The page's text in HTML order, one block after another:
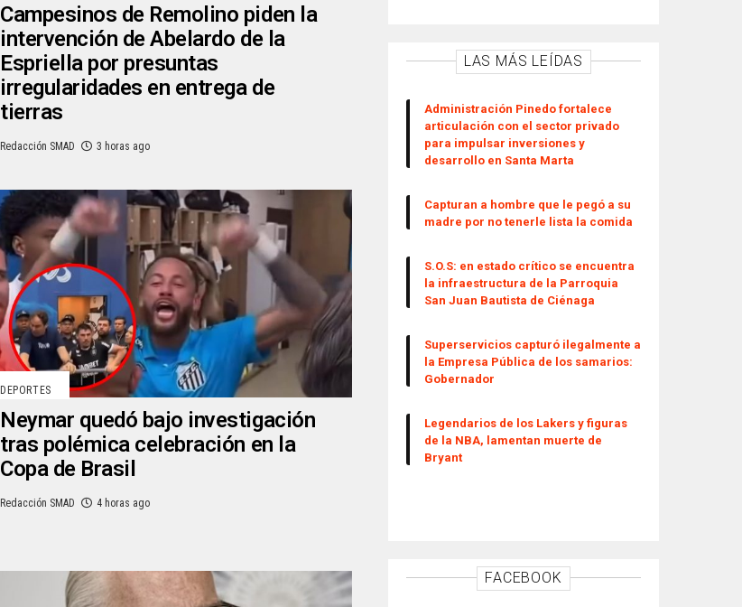
Campesinos de Remolino piden la
intervención de Abelardo de la
Espriella por presuntas
irregularidades en entrega de
tierras
Redacción SMAD 3 horas ago
DEPORTES
Neymar quedó bajo investigación
tras polémica celebración en la
Copa de Brasil
Redacción SMAD 4 horas ago
LAS MÁS LEÍDAS
Administración Pinedo fortalece
articulación con el sector privado
para impulsar inversiones y
desarrollo en Santa Marta
Capturan a hombre que le pegó a su
madre por no tenerle lista la comida
S.O.S: en estado crítico se encuentra
la infraestructura de la Parroquia
San Juan Bautista de Ciénaga
Superservicios capturó ilegalmente a
la Empresa Pública de los samarios:
Gobernador
Legendarios de los Lakers y figuras
de la NBA, lamentan muerte de
Bryant
FACEBOOK